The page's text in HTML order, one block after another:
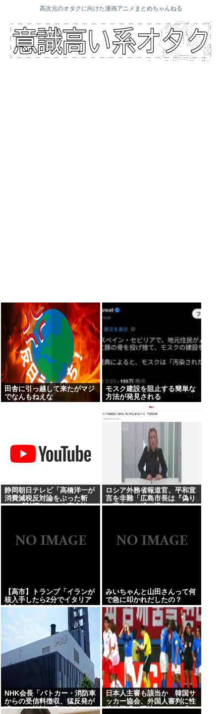
高次元のオタクに向けた漫画アニメまとめちゃんねる
田舎に引っ越して来たがマジ
でなんもねえな
モスク建設を阻止する簡単な
方法が発見される
静岡朝日テレビ「高橋洋一が
消費減税反対論をぶった斬
る！『財源ない』を完全論
ロシア外務省報道官、平和宣
言を非難「広島市長は『偽り
の呪文』を繰り返している」
【高市】トランプ「イランが
核入手したら2分でイタリア
滅亡させられるんだよ？」メ
ローニ「でも核兵器実戦で使
ったのお前らだけだろ」
みいちゃんと山田さんって何
で急に叩かれだしたの？
NHK会長「パトカー・消防車
からの受信料徴収、猛反発が
凄いので検討し直します…」
日本人主審も該当か 韓国サ
ッカー協会、外国人審判に性
接待疑惑…現地メディア「4